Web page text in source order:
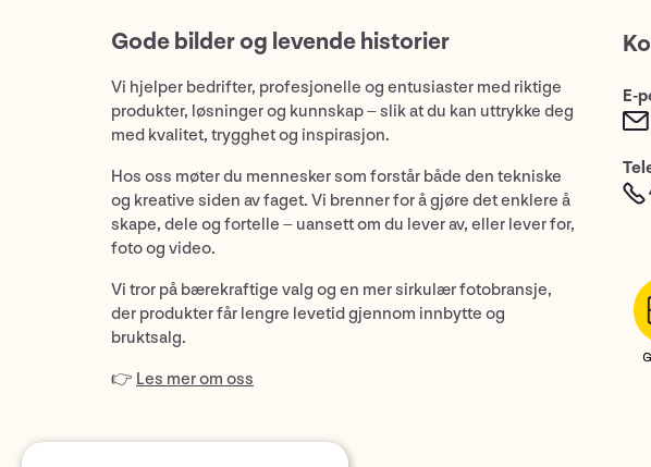
Gode bilder og levende historier
Vi hjelper bedrifter, profesjonelle og entusiaster med riktige
produkter, løsninger og kunnskap – slik at du kan uttrykke deg
med kvalitet, trygghet og inspirasjon.
Hos oss møter du mennesker som forstår både den tekniske
og kreative siden av faget. Vi brenner for å gjøre det enklere å
skape, dele og fortelle – uansett om du lever av, eller lever for,
foto og video.
Vi tror på bærekraftige valg og en mer sirkulær fotobransje,
der produkter får lengre levetid gjennom innbytte og
bruktsalg.
👉 Les mer om oss
E-